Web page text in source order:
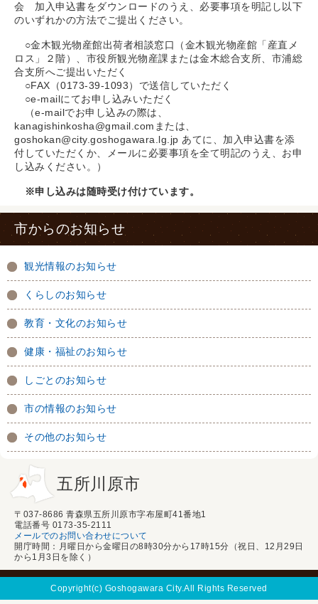
会 加入申込書をダウンロードのうえ、必要事項を明記し以下
のいずれかの方法でご提出ください。
○金木観光物産館出荷者相談窓口（金木観光物産館「産直メ
ロス」２階）、市役所観光物産課または金木総合支所、市浦総
合支所へご提出いただく
○FAX（0173-39-1093）で送信していただく
○e-mailにてお申し込みいただく
（e-mailでお申し込みの際は、
kanagishinkosha@gmail.comまたは、
goshokan@city.goshogawara.lg.jp あてに、加入申込書を添
付していただくか、メールに必要事項を全て明記のうえ、お申
し込みください。）
※申し込みは随時受け付けています。
市からのお知らせ
観光情報のお知らせ
くらしのお知らせ
教育・文化のお知らせ
健康・福祉のお知らせ
しごとのお知らせ
市の情報のお知らせ
その他のお知らせ
五所川原市
〒037-8686 青森県五所川原市字布屋町41番地1
電話番号 0173-35-2111
メールでのお問い合わせについて
開庁時間：月曜日から金曜日の8時30分から17時15分（祝日、12月29日
から1月3日を除く）
Copyright(c) Goshogawara City.All Rights Reserved